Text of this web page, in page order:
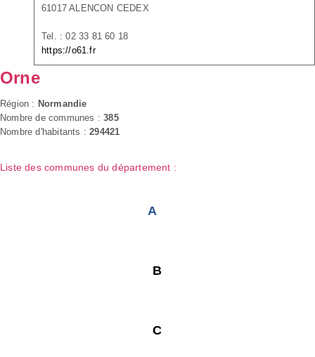
61017 ALENCON CEDEX
Tel. : 02 33 81 60 18
https://o61.fr
Orne
Région : Normandie
Nombre de communes :385
Nombre d'habitants :294421
Liste des communes du département :
A
B
C